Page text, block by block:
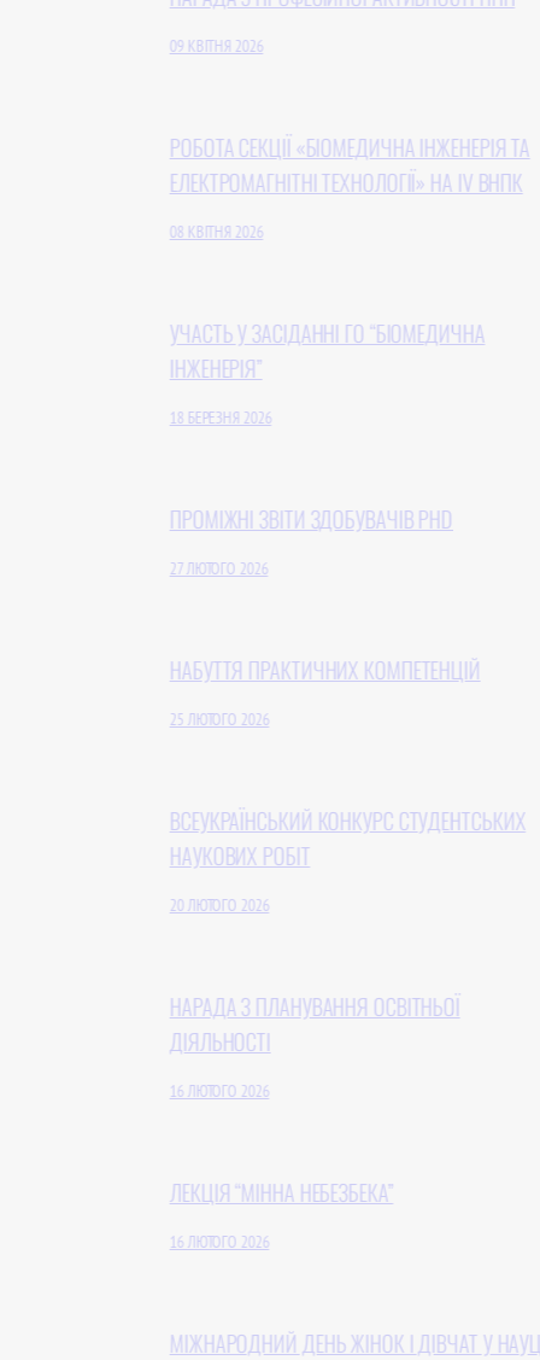
09 КВІТНЯ 2026
РОБОТА СЕКЦІЇ «БІОМЕДИЧНА ІНЖЕНЕРІЯ ТА
ЕЛЕКТРОМАГНІТНІ ТЕХНОЛОГІЇ» НА IV ВНПК
08 КВІТНЯ 2026
УЧАCТЬ У ЗАСІДАННІ ГО “БІОМЕДИЧНА
ІНЖЕНЕРІЯ”
18 БЕРЕЗНЯ 2026
ПРОМІЖНІ ЗВІТИ ЗДОБУВАЧІВ PHD
27 ЛЮТОГО 2026
НАБУТТЯ ПРАКТИЧНИХ КОМПЕТЕНЦІЙ
25 ЛЮТОГО 2026
ВСЕУКРАЇНСЬКИЙ КОНКУРС СТУДЕНТСЬКИХ
НАУКОВИХ РОБІТ
20 ЛЮТОГО 2026
НАРАДА З ПЛАНУВАННЯ ОСВІТНЬОЇ
ДІЯЛЬНОСТІ
16 ЛЮТОГО 2026
ЛЕКЦІЯ “МІННА НЕБЕЗБЕКА”
16 ЛЮТОГО 2026
МІЖНАРОДНИЙ ДЕНЬ ЖІНОК І ДІВЧАТ У НАУЦІ